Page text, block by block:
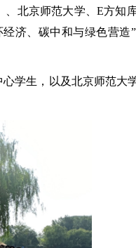
北京师范大学、E方知
济、碳中和与绿色营造
学生，以及北京师范大